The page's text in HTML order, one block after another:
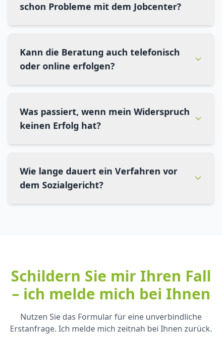
schon Probleme mit dem Jobcenter?
Kann die Beratung auch telefonisch
oder online erfolgen?
Was passiert, wenn mein Widerspruch
keinen Erfolg hat?
Wie lange dauert ein Verfahren vor
dem Sozialgericht?
Schildern Sie mir Ihren Fall
– ich melde mich bei Ihnen
Nutzen Sie das Formular für eine unverbindliche
Erstanfrage. Ich melde mich zeitnah bei Ihnen zurück.